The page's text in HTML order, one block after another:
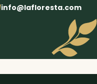
info@lafloresta.com